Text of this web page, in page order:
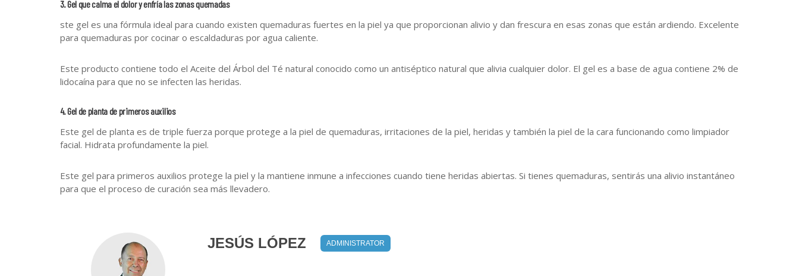
3. Gel que calma el dolor y enfría las zonas quemadas
ste gel es una fórmula ideal para cuando existen quemaduras fuertes en la piel ya que proporcionan alivio y dan frescura en esas zonas que están ardiendo. Excelente
para quemaduras por cocinar o escaldaduras por agua caliente.
Este producto contiene todo el Aceite del Árbol del Té natural conocido como un antiséptico natural que alivia cualquier dolor. El gel es a base de agua contiene 2% de
lidocaína para que no se infecten las heridas.
4. Gel de planta de primeros auxilios
Este gel de planta es de triple fuerza porque protege a la piel de quemaduras, irritaciones de la piel, heridas y también la piel de la cara funcionando como limpiador
facial. Hidrata profundamente la piel.
Este gel para primeros auxilios protege la piel y la mantiene inmune a infecciones cuando tiene heridas abiertas. Si tienes quemaduras, sentirás una alivio instantáneo
para que el proceso de curación sea más llevadero.
JESÚS LÓPEZ ADMINISTRATOR